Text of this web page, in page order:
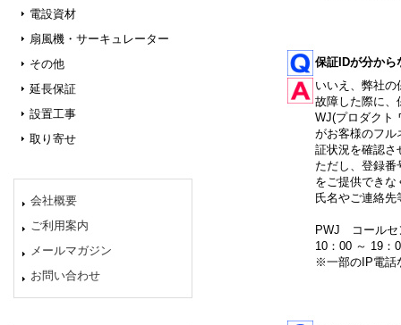
電設資材
扇風機・サーキュレーター
その他
延長保証
設置工事
取り寄せ
会社概要
ご利用案内
メールマガジン
お問い合わせ
保証IDが分から
いいえ、弊社の
故障した際に、
WJ(プロダクト
がお客様のフル
証状況を確認さ
ただし、登録
をご提供できな
氏名やご連絡
PWJ コールセ
10：00 ～ 19：
※一部のIP電話